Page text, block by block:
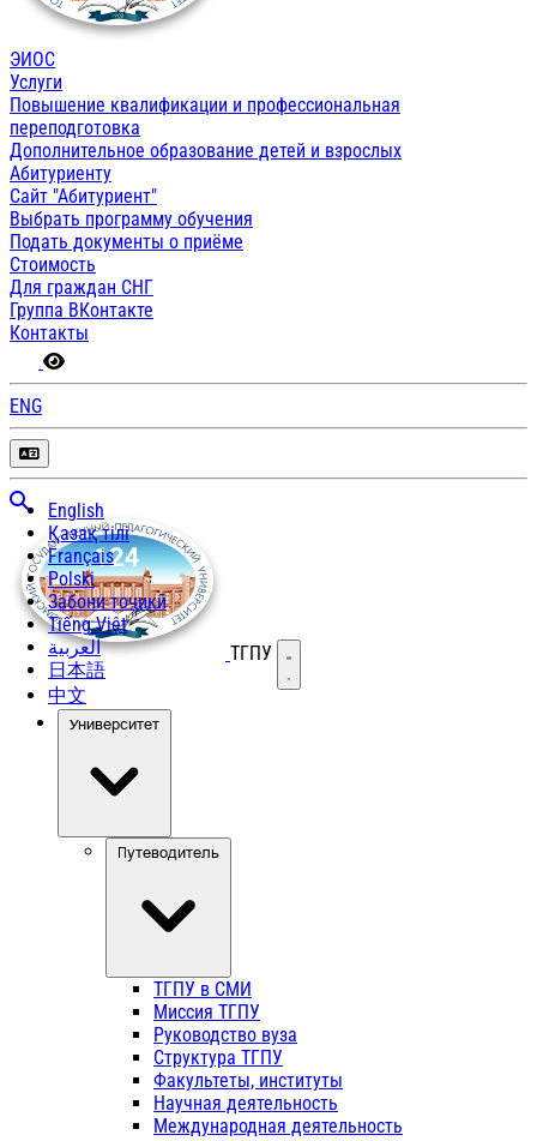
ЭИОС
Услуги
Повышение квалификации и профессиональная
переподготовка
Дополнительное образование детей и взрослых
Абитуриенту
Сайт "Абитуриент"
Выбрать программу обучения
Подать документы о приёме
Стоимость
Для граждан СНГ
Группа ВКонтакте
Контакты
ENG
English
Қазақ тілі
Français
Polski
Забони тоҷикӣ
Tiếng Việt
العربية
日本語
中文
ТГПУ Открыть меню
Университет
Путеводитель
ТГПУ в СМИ
Миссия ТГПУ
Руководство вуза
Структура ТГПУ
Факультеты, институты
Научная деятельность
Международная деятельность